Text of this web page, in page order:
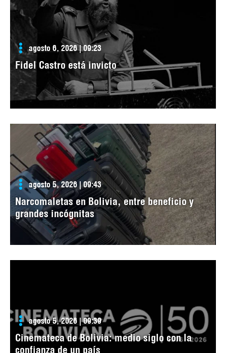
agosto 6, 2026 | 09:23
Fidel Castro está invicto
agosto 5, 2026 | 09:43
Narcomaletas en Bolivia, entre beneficio y
grandes incógnitas
agosto 5, 2026 | 09:39
Cinemateca de Bolivia: medio siglo con la
confianza de un país